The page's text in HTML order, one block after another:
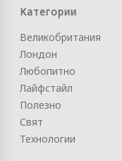
Категории
Великобритания
Лондон
Любопитно
Лайфстайл
Полезно
Свят
Технологии